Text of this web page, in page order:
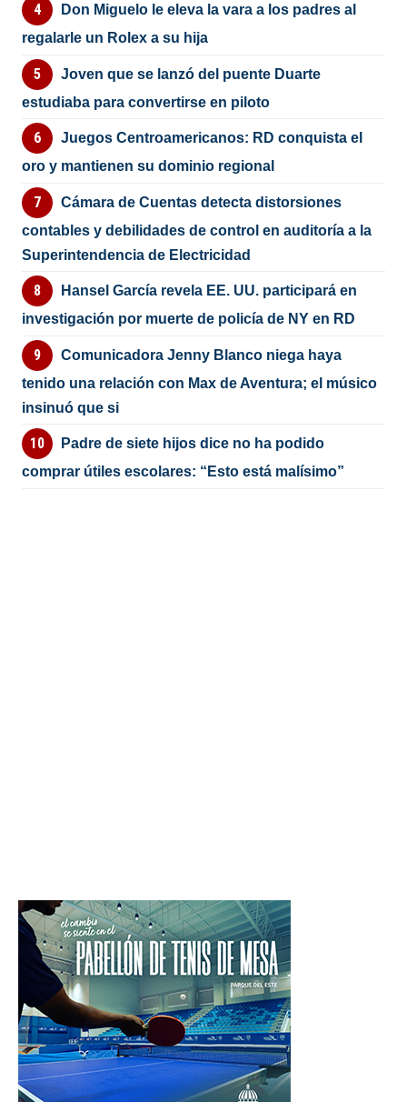
Don Miguelo le eleva la vara a los padres al
regalarle un Rolex a su hija
Joven que se lanzó del puente Duarte
estudiaba para convertirse en piloto
Juegos Centroamericanos: RD conquista el
oro y mantienen su dominio regional
Cámara de Cuentas detecta distorsiones
contables y debilidades de control en auditoría a la
Superintendencia de Electricidad
Hansel García revela EE. UU. participará en
investigación por muerte de policía de NY en RD
Comunicadora Jenny Blanco niega haya
tenido una relación con Max de Aventura; el músico
insinuó que si
Padre de siete hijos dice no ha podido
comprar útiles escolares: “Esto está malísimo”